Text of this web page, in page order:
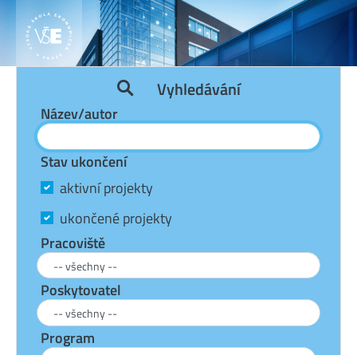
Vyhledávání
Název/autor
Stav ukončení
aktivní projekty
ukončené projekty
Pracoviště
Poskytovatel
Program